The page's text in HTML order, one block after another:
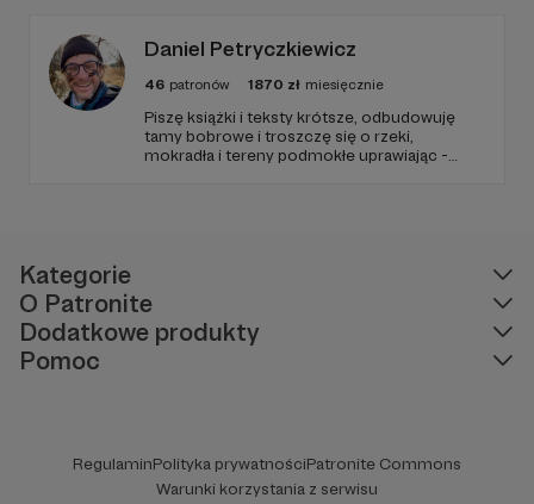
fotografik.
Daniel Petryczkiewicz
46 patronów 1870 zł miesięcznie
Piszę książki i teksty krótsze, odbudowuję
tamy bobrowe i troszczę się o rzeki,
mokradła i tereny podmokłe uprawiając -
Kategorie
O Patronite
Dodatkowe produkty
Pomoc
RegulaminPolityka prywatnościPatronite Commons
Warunki korzystania z serwisu